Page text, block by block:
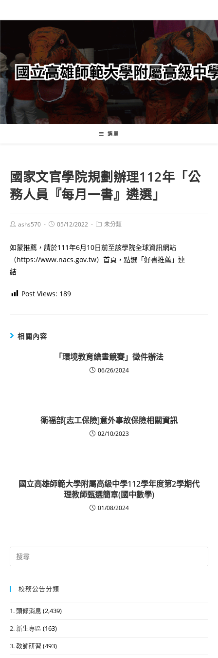
轉
要
內
容
選單
國家文官學院規劃辦理112年「公
務人員『每月一書』遴選」
Postashs570
Post05/12/2022
Post未分類
如蒙推薦，請於111年6月10日前至該學院全球資訊網站
（https://www.nacs.gov.tw）首頁，點選「好書推薦」連
結
Post Views: 189
相關內容
「環境教育繪畫競賽」徵件辦法
06/26/2024
衛福部[志工保險]意外事故保險相關資訊
02/10/2023
國立高雄師範大學附屬高級中學112學年度第2學期代
理教師甄選簡章(國中數學)
01/08/2024
Search
for:
校務公告分類
1. 頭條消息 (2,439)
2. 新生專區 (163)
3. 教師研習 (493)